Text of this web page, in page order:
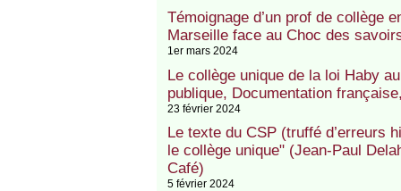
Témoignage d’un prof de collège
Marseille face au Choc des
1er mars 2024
Le collège unique de la loi Haby
publique, Documentation
23 février 2024
Le texte du CSP (truffé d’erreurs
le collège unique" (Jean-Paul
Café)
5 février 2024